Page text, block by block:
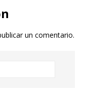
un comentario.